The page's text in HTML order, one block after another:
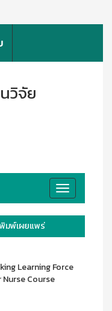
วิจัย
Toggle
navigation
มพ์เผยแพร่
Learning Force
Course